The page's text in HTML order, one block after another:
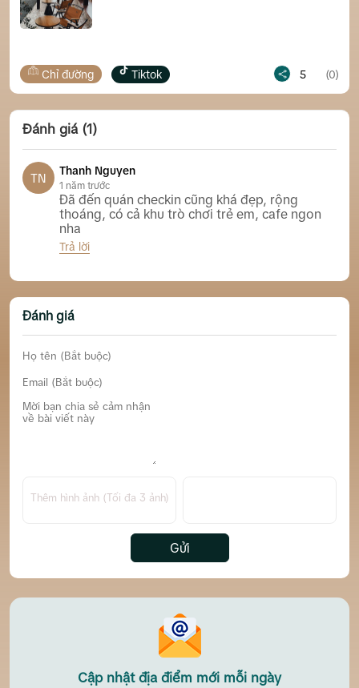
Tiktok Chỉ đường
Đánh giá (1)
TN
Thanh Nguyen
1 năm trước
Đã đến quán checkin cũng khá đẹp, rộng
thoáng, có cả khu trò chơi trẻ em, cafe ngon
nha
Trả lời
Đánh giá
Thêm hình ảnh (Tối đa 3 ảnh)
Gửi
Cập nhật địa điểm mới mỗi ngày